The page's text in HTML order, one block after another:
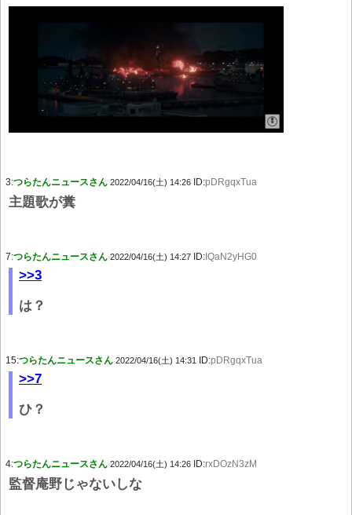
3:つらたんニュースさん 2022/04/16(土) 14:26 ID:pDRgqxTua
主題歌が糞
7:つらたんニュースさん 2022/04/16(土) 14:27 ID: IQaN2yHG0
>>3
は？
15:つらたんニュースさん 2022/04/16(土) 14:31 ID:pDRgqxTua
>>7
ひ？
4:つらたんニュースさん 2022/04/16(土) 14:26 ID:rxDOzN3zM
監督庵野じゃないしな